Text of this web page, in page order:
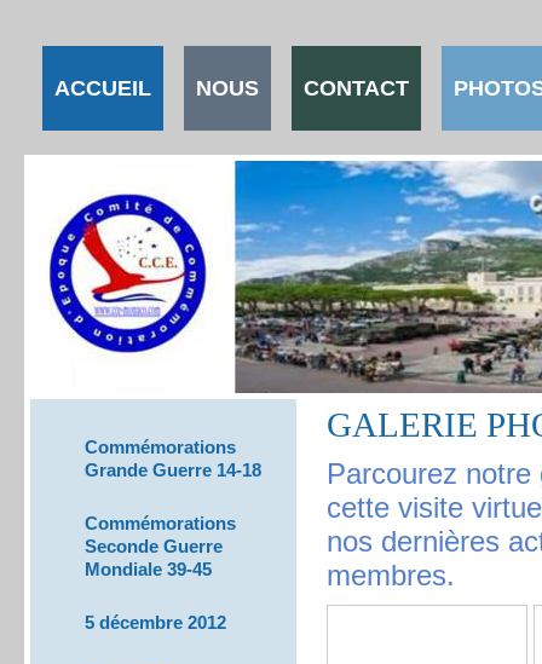
ACCUEIL NOUS CONTACT
Commémorations
Grande Guerre 14-18
Commémorations
Seconde Guerre
Mondiale 39-45
5 décembre 2012
GALERIE
Parcourez
cette visite
nos dernières
membres.